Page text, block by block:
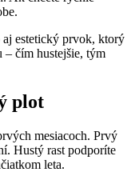
aj estetický prvok, ktorý
– čím hustejšie, tým
plot
mesiacoch. Prvý
Hustý rast podporíte
leta.